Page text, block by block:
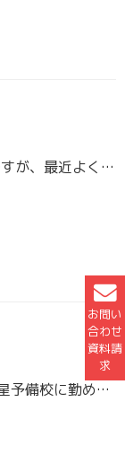
お問い
合わせ
資料請
求
こんにちは！松田です。 突然ですが、最近よく食べているものがあります。それは大学で採れたブドウです！ 私の通っている大学には付属の農場と果樹園があるので、そこで栽培された野菜や果物がお手頃価格で販売されています。 今の時 […]
こんにちは。新しくこの東進衛星予備校に勤め始めた宮田樹です。出身は長野県の長野市。ご存知の通り、全体的に田舎で、海がありません。石川県と比べると、湿度は低く、夏は長野県の方が過ごしやすいかなと思っています。 自分は高校時 […]